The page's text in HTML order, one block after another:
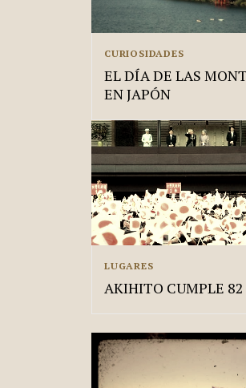
CURIOSIDADES
EL DÍA DE LAS
EN JAPÓN
LUGARES
AKIHITO CUMPLE 82